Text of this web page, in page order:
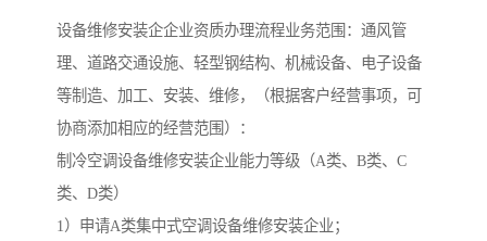
设备维修安装企企业资质办理流程业务范围：通风管
理、道路交通设施、轻型钢结构、机械设备、电子设备
等制造、加工、安装、维修，（根据客户经营事项，可
协商添加相应的经营范围）：
制冷空调设备维修安装企业能力等级（A类、B类、C
类、D类）
1）申请A类集中式空调设备维修安装企业；